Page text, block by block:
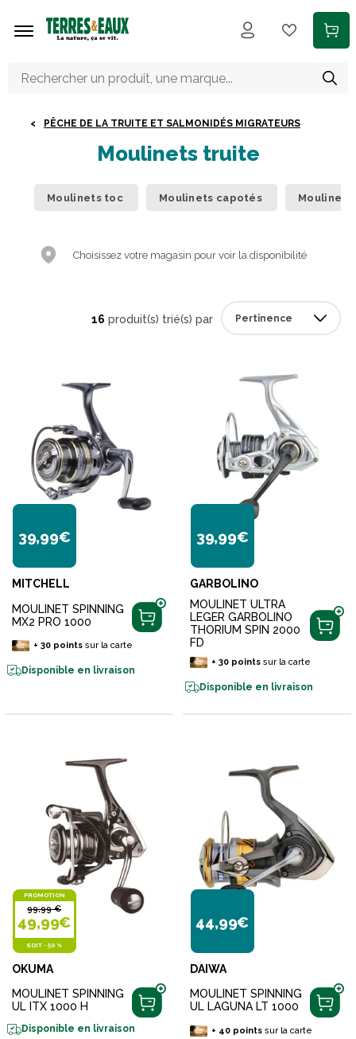
PÊCHE DE LA TRUITE ET SALMONIDÉS MIGRATEURS
Moulinets truite
Moulinets toc Moulinets capotés
Choisissez votre magasin pour voir la disponibilité
16 produit(s) trié(s) par
39,99€
MITCHELL
MOULINET SPINNING
MX2 PRO 1000
+ 30pointssur la carte
Disponible en livraison
39,99€
GARBOLINO
MOULINET ULTRA
LEGER GARBOLINO
THORIUM SPIN 2000
FD
+ 30pointssur la carte
Disponible en livraison
PROMOTION
99,99 €
49,99€
SOIT -50 %
OKUMA
MOULINET SPINNING
UL ITX 1000 H
Disponible en livraison
44,99€
DAIWA
MOULINET SPINNING
UL LAGUNA LT 1000
+ 40pointssur la carte